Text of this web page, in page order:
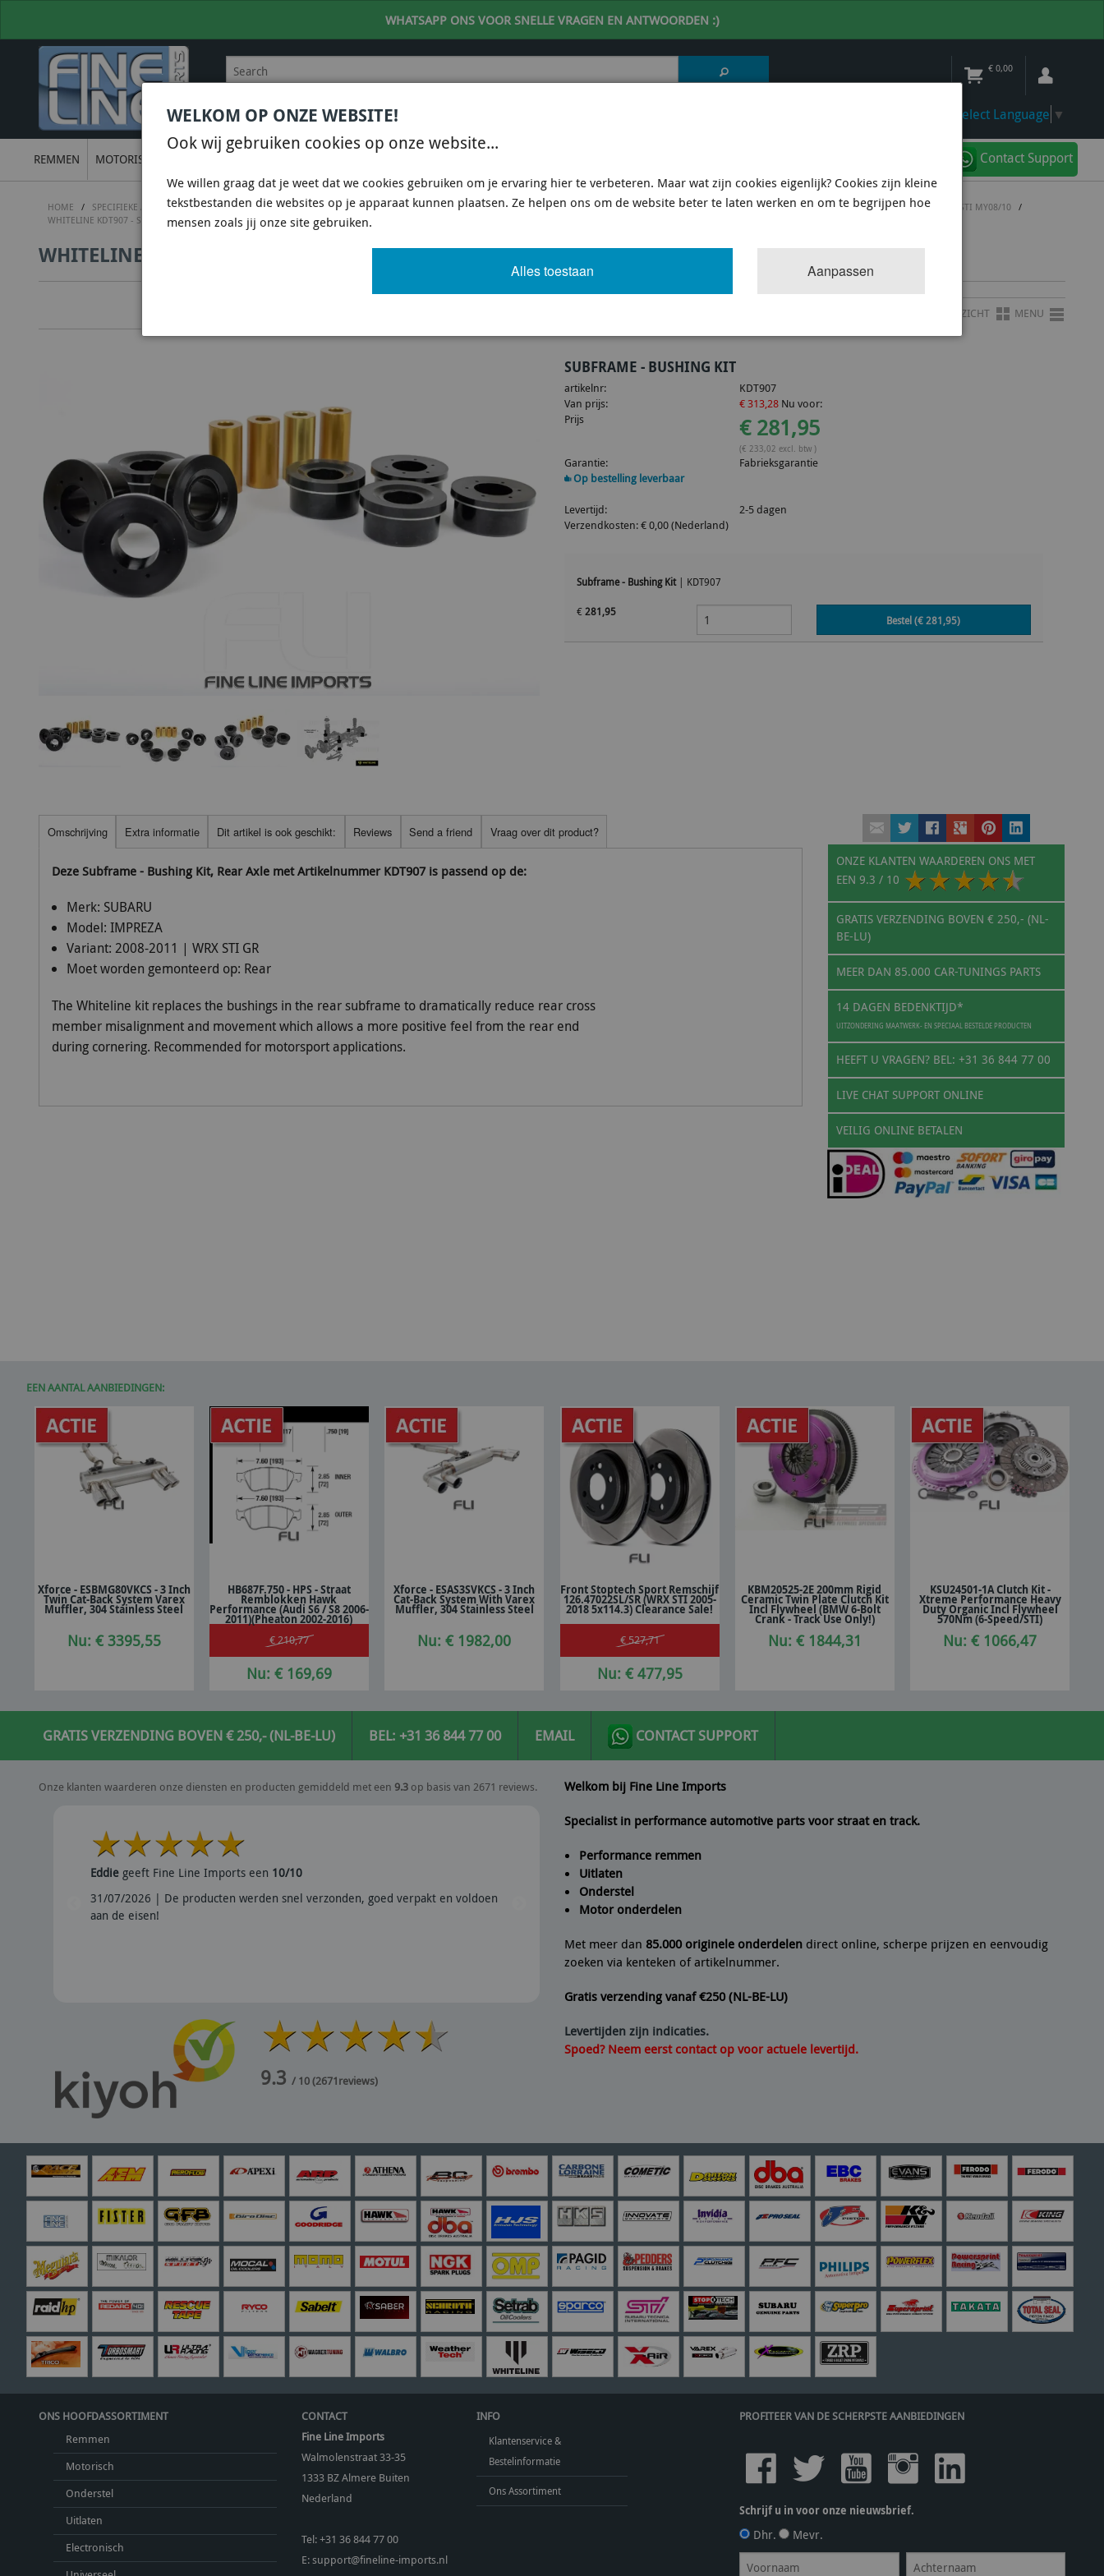
WHATSAPP ONS VOOR SNELLE VRAGEN EN ANTWOORDEN :)
€ 0,00
BEL +31 36 844 77 00VOOR DESKUNDIG ADVIES Select Language ▼
REMMEN MOTORISCH Contact Support
HOME / SPECIFIEKE AUTO SHOPS / SUBARU SHOP / SUBARU WRX STI 2008-2010 HATCHBACK / ONDERSTEL ONDERDELEN SUBARU WRX STI 2008-2010 HATCHBACK / POLYURETHANE BUSHINGS & OVERIGE WRX/STI MY08/10 /
WHITELINE KDT907 - SUBFRAME - BUSHING KIT
WHITELINE KDT907 - SUBFRAME - BUSHING KIT
OVERZICHT MENU
SUBFRAME - BUSHING KIT
artikelnr:
KDT907
Van prijs:
€ 313,28 Nu voor:
Prijs
€ 281,95
(€ 233,02 excl. btw )
Garantie:
Fabrieksgarantie
Op bestelling leverbaar
Levertijd:
2-5 dagen
Verzendkosten: € 0,00 (Nederland)
Subframe - Bushing Kit| KDT907
€ 281,95
Bestel (€281,95)
ONZE KLANTEN WAARDEREN ONS MET
EEN 9.3 / 10
GRATIS VERZENDING BOVEN € 250,- (NL-
BE-LU)
MEER DAN 85.000 CAR-TUNINGS PARTS
14 DAGEN BEDENKTIJD*
UITZONDERING MAATWERK- EN SPECIAAL BESTELDE PRODUCTEN
HEEFT U VRAGEN? BEL: +31 36 844 77 00
LIVE CHAT SUPPORT ONLINE
VEILIG ONLINE BETALEN
Omschrijving Extra informatie Dit artikel is ook geschikt: Reviews Send a friend Vraag over dit product?
Deze Subframe - Bushing Kit, Rear Axle met Artikelnummer KDT907 is passend op de:
Merk: SUBARU
Model: IMPREZA
Variant: 2008-2011 | WRX STI GR
Moet worden gemonteerd op: Rear
The Whiteline kit replaces the bushings in the rear subframe to dramatically reduce rear cross
member misalignment and movement which allows a more positive feel from the rear end
during cornering. Recommended for motorsport applications.
EEN AANTAL AANBIEDINGEN:
In winkelwagen
Xforce - ESBMG80VKCS - 3 Inch
Twin Cat-Back System Varex
Muffler, 304 Stainless Steel
Nu: € 3395,55
In winkelwagen
HB687F.750 - HPS - Straat
Remblokken Hawk
Performance (Audi S6 / S8 2006-
2011)(Pheaton 2002-2016)
€ 210,77
Nu: € 169,69
In winkelwagen
Xforce - ESAS3SVKCS - 3 Inch
Cat-Back System With Varex
Muffler, 304 Stainless Steel
Nu: € 1982,00
In winkelwagen
Front Stoptech Sport Remschijf
126.47022SL/SR (WRX STI 2005-
2018 5x114.3) Clearance Sale!
€ 527,71
Nu: € 477,95
In winkelwagen
KBM20525-2E 200mm Rigid
Ceramic Twin Plate Clutch Kit
Incl Flywheel (BMW 6-Bolt
Crank - Track Use Only!)
Nu: € 1844,31
In winkelwagen
KSU24501-1A Clutch Kit -
Xtreme Performance Heavy
Duty Organic Incl Flywheel
570Nm (6-Speed/STI)
Nu: € 1066,47
GRATIS VERZENDING BOVEN € 250,- (NL-BE-LU) BEL: +31 36 844 77 00 EMAIL CONTACT SUPPORT
Onze klanten waarderen onze diensten en producten gemiddeld met een 9.3 op basis van 2671 reviews.
Eddiegeeft Fine Line Imports een 10/10
31/07/2026 | De producten werden snel verzonden, goed verpakt en voldoen
aan de eisen!
Petergeeft Fine Line Imports een
28/07/2026 | Snel verzonden en artikel helemaal volgens de beschrijving. Een
aanrader dus.
9.3/ 10(2671reviews)
Welkom bij Fine Line Imports
Specialist in performance automotive parts voor straat en track.
Performance remmen
Uitlaten
Onderstel
Motor onderdelen
Met meer dan 85.000 originele onderdelen direct online, scherpe prijzen en eenvoudig
zoeken via kenteken of artikelnummer.
Gratis verzending vanaf €250 (NL-BE-LU)
Levertijden zijn indicaties.
Spoed? Neem eerst contact op voor actuele levertijd.
ONS HOOFDASSORTIMENT
Remmen
Motorisch
Onderstel
Uitlaten
Electronisch
CONTACT
Fine Line Imports
Walmolenstraat 33-35
1333 BZAlmere Buiten
Nederland
Tel:+31 36 844 77 00
E:support@fineline-imports.nl
INFO
Klantenservice &
Bestelinformatie
Ons Assortiment
PROFITEER VAN DE SCHERPSTE AANBIEDINGEN
Schrijf u in voor onze nieuwsbrief.
Dhr. Mevr.
WELKOM OP ONZE WEBSITE!
Ook wij gebruiken cookies op onze website...
We willen graag dat je weet dat we cookies gebruiken om je ervaring hier te verbeteren. Maar wat zijn cookies eigenlijk? Cookies zijn kleine
tekstbestanden die websites op je apparaat kunnen plaatsen. Ze helpen ons om de website beter te laten werken en om te begrijpen hoe
mensen zoals jij onze site gebruiken.
Aanpassen
Alles toestaan